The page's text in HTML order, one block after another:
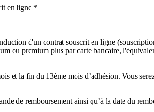
en ligne *
d'un contrat souscrit en ligne
ou premium plus par carte bancaire,
et la fin du 13ème mois d’adhésion. Vous
de remboursement ainsi qu’à la date du